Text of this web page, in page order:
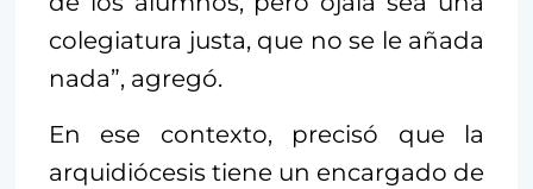
colegiatura justa, que no se le añada
nada”, agregó.
En ese contexto, precisó que la
arquidiócesis tiene un encargado de